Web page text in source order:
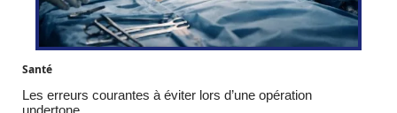
Santé
Les erreurs courantes à éviter lors d’une opération